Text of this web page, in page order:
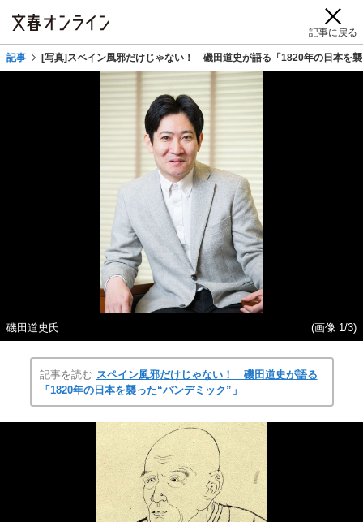
記事に戻る
記事 [写真]スペイン風邪だけじゃない！ 磯田道史が語る「1820年の日本を
磯田道史氏 (画像 1/3)
記事を読む スペイン風邪だけじゃない！ 磯田道史が語る
「1820年の日本を襲った“パンデミック”」